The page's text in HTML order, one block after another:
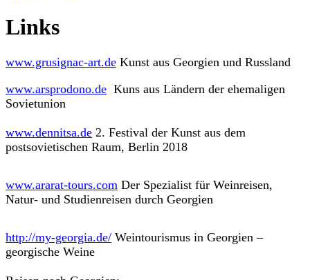
Links
www.grusignac-art.de Kunst aus Georgien und Russland
www.arsprodono.de Kuns aus Ländern der ehemaligen
Sovietunion
www.dennitsa.de 2. Festival der Kunst aus dem
postsovietischen Raum, Berlin 2018
www.ararat-tours.com Der Spezialist für Weinreisen,
Natur- und Studienreisen durch Georgien
http://my-georgia.de/ Weintourismus in Georgien –
georgische Weine